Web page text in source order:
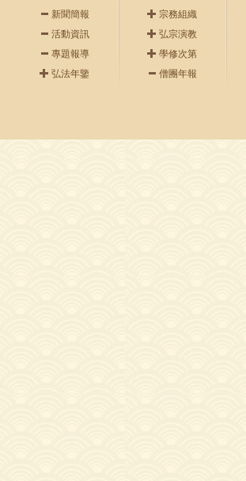
新聞簡報
活動資訊
專題報導
弘法年鑒
宗務組織
弘宗演教
學修次第
僧團年報